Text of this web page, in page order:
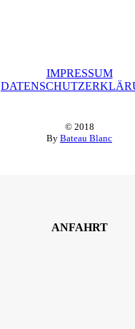
IMPRESSUM
© 2018
By Bateau Blanc
ANFAHRT